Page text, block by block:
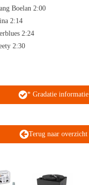
Boelan 2:00
2:14
2:24
2:30
* Gradatie informatie
Terug naar overzicht